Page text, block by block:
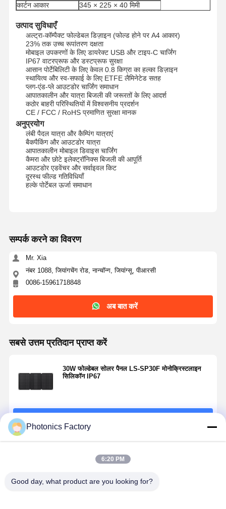
पीवी सौर ऊर्जा प्रणाली
गरम प्रस्ताव
कार्टन आकार
345 × 225 × 40 मिमी
उत्पाद सुविधाएँ
अल्ट्रा-कॉम्पैक्ट फोल्डेबल डिज़ाइन (फोल्ड होने पर A4 आकार)
23% तक उच्च रूपांतरण दक्षता
मोबाइल उपकरणों के लिए डायरेक्ट USB और टाइप-C चार्जिंग
IP67 वाटरप्रूफ और डस्टप्रूफ सुरक्षा
आसान पोर्टेबिलिटी के लिए केवल 0.8 किग्रा का हल्का डिज़ाइन
स्थायित्व और स्व-सफाई के लिए ETFE लैमिनेटेड सतह
प्लग-एंड-प्ले आउटडोर चार्जिंग समाधान
आपातकालीन और यात्रा बिजली की जरूरतों के लिए आदर्श
कठोर बाहरी परिस्थितियों में विश्वसनीय प्रदर्शन
CE / FCC / RoHS प्रमाणित सुरक्षा मानक
अनुप्रयोग
लंबी पैदल यात्रा और कैम्पिंग यात्राएं
बैकपैकिंग और आउटडोर यात्रा
आपातकालीन मोबाइल डिवाइस चार्जिंग
कैमरा और छोटे इलेक्ट्रॉनिक्स बिजली की आपूर्ति
आउटडोर एडवेंचर और सर्वाइवल किट
दूरस्थ फील्ड गतिविधियाँ
हल्के पोर्टेबल ऊर्जा समाधान
सम्पर्क करने का विवरण
Mr. Xia
नंबर 1088, जियांगचेंग रोड, नान्चॉन्ग, जियांग्सू, पीआरसी
0086-15961718848
अब बात करें
सबसे उत्तम प्रतिदान प्राप्त करें
30W फोल्डेबल सोलर पैनल LS-SP30F मोनोक्रिस्टलाइन
सिलिकॉन IP67
Photonics Factory
6:20 PM
Good day, what product are you looking for?